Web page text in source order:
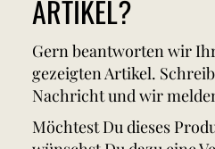
ARTIKEL?
Gern beantworten wir
gezeigten Artikel.
Nachricht und wir
Möchtest Du dieses